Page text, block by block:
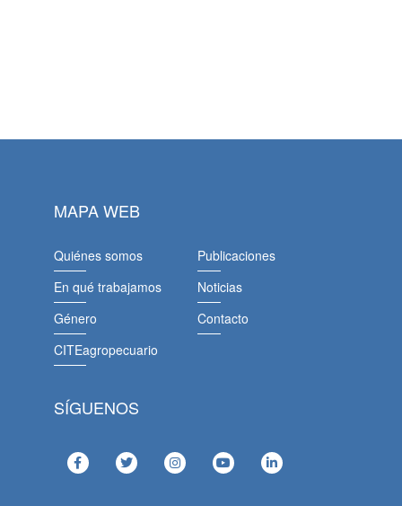
MAPA WEB
Quiénes somos
En qué trabajamos
Género
CITEagropecuario
Publicaciones
Noticias
Contacto
SÍGUENOS